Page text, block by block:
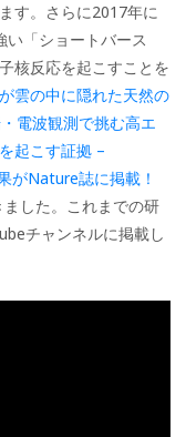
す。さらに2017年に
「ショートバース
核反応を起こすことを
雲の中に隠れた天然の
電波観測で挑む高エ
起こす証拠 –
がNature誌に掲載！
した。これまでの研
チャンネルに掲載し